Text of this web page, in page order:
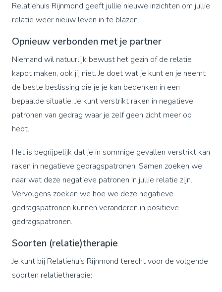
Relatiehuis Rijnmond geeft jullie nieuwe inzichten om jullie
relatie weer nieuw leven in te blazen.
Opnieuw verbonden met je partner
Niemand wil natuurlijk bewust het gezin of de relatie
kapot maken, ook jij niet. Je doet wat je kunt en je neemt
de beste beslissing die je je kan bedenken in een
bepaalde situatie. Je kunt verstrikt raken in negatieve
patronen van gedrag waar je zelf geen zicht meer op
hebt.
Het is begrijpelijk dat je in sommige gevallen verstrikt kan
raken in negatieve gedragspatronen. Samen zoeken we
naar wat deze negatieve patronen in jullie relatie zijn.
Vervolgens zoeken we hoe we deze negatieve
gedragspatronen kunnen veranderen in positieve
gedragspatronen.
Soorten (relatie)therapie
Je kunt bij Relatiehuis Rijnmond terecht voor de volgende
soorten relatietherapie: